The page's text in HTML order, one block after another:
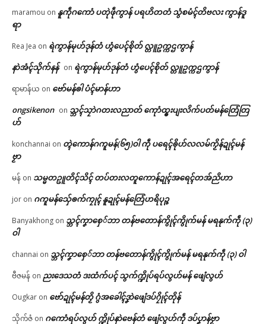
maramou on နူကဵုဂကောံ ပတုဲဖဵုကွာန် ပရဟိတတံ သွံစမံၚ်တိဗလး ကွာန်ဒူ
ရာ
Rea Jea on ရဲကွာန်မုဟ်ဒုန်တံ ဟွံပေၚ်စိုတ် လ္တူဥက္ကဌကွာန်
နာဲအံၚ်သိုက်နန် on ရဲကွာန်မုဟ်ဒုန်တံ ဟွံပေၚ်စိုတ် လ္တူဥက္ကဌကွာန်
ရာမာန်ယ on ဗော်မန်ၜါ ပံၚ်မာန်ဟာ
ongsikenon on သ္ဘၚ်သၠာဲဂတးလညာတ် ကေုာံထ္ၜးပျးလိက်ပတ်မန်တြေံတြ
ဟ်
konchannai on တ္ၚဲကောန်ဂကူမန်(၆၅)ဝါ ကဵု ပရေၚ်ၜိုဟ်လလမ်ကၟိန်ဍုၚ်မန်
ဗၟာ
မန် on သမ္မတဥူတိၚ်သိၚ် တပ်တးလတူကောန်ဍုၚ်အရေၚ်တအ်ညိဟာ
jor on ဂကူမန်​သှ်ေၜက်ကၠုၚ် နူဍုၚ်မန်တြေံဟရိပုဉ္ဇ
Banyakhong on သ္ဘၚ်ကၞာစှေ်ဘာ တန်ဗတောန်ကွိုၚ်ကွိုက်မန် မရနုက်ကဵု (၃)
ဝါ
channai on သ္ဘၚ်ကၞာစှေ်ဘာ တန်ဗတောန်ကွိုၚ်ကွိုက်မန် မရနုက်ကဵု (၃) ဝါ
ဗီဇမန် on ညးဒေသတံ ဒးထံက်ပၚ် သွက်က္ဍိုပ်ရပ်လွဟ်မန် ဖျေံလွဟ်
Ougkar on ဗော်ဍုၚ်မန်တၟိ ဂွံအခေါၚ်ဒၞာဲဖျေံဒပ်ဂၠိုၚ်တိုန်
သိုက်ဇံ on ဂကောံရပ်လွဟ် က္ဍိုပ်နာဲဗေန်တံ ဖျေံလွဟ်ကဵု ဒပ်ပၞာန်ဗၟာ